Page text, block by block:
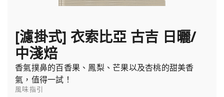
[濾掛式] 衣索比亞 古吉 日曬/
中淺焙
香氣撲鼻的百香果、鳳梨、芒果以及杏桃的甜美香
氣，值得一試！
風味指引